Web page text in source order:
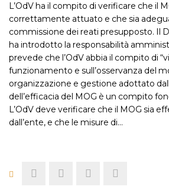
L’OdV ha il compito di verificare che il
correttamente attuato e che sia
commissione dei reati presupposto. Il
ha introdotto la responsabilità
prevede che l’OdV abbia il compito di
funzionamento e sull’osservanza del
organizzazione e gestione adottato
dell’efficacia del MOG è un compito
L’OdV deve verificare che il MOG sia
dall’ente, e che le misure di…